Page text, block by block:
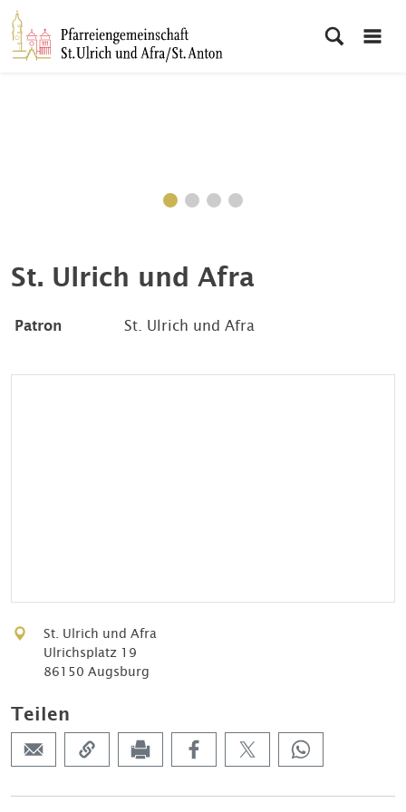
St. Ulrich und Afra
Patron St. Ulrich und Afra
St. Ulrich und Afra
Ulrichsplatz 19
86150 Augsburg
Teilen